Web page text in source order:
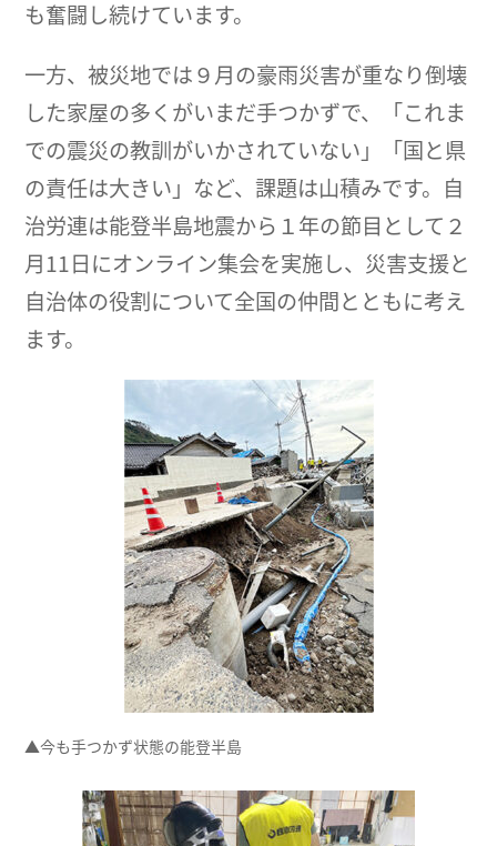
も奮闘し続けています。
一方、被災地では９月の豪雨災害が重なり倒壊
した家屋の多くがいまだ手つかずで、「これま
での震災の教訓がいかされていない」「国と県
の責任は大きい」など、課題は山積みです。自
治労連は能登半島地震から１年の節目として２
月11日にオンライン集会を実施し、災害支援と
自治体の役割について全国の仲間とともに考え
ます。
▲今も手つかず状態の能登半島